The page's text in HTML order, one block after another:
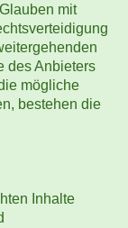
mit
des Anbieters
mögliche
bestehen die
Inhalte